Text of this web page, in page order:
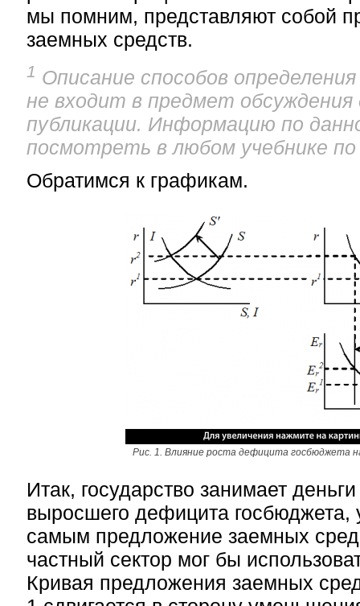
мы помним, представляют собой
заемных средств.
1 Описание способов
не входит в предмет обсуждения
публикации. Информацию по
посмотреть в любом учебнике по
Обратимся к графикам.
Рис. 1. Влияние роста дефицита госбюджета
Итак, государство занимает
выросшего дефицита
самым предложение заемных
частный сектор мог бы
Кривая предложения заемных